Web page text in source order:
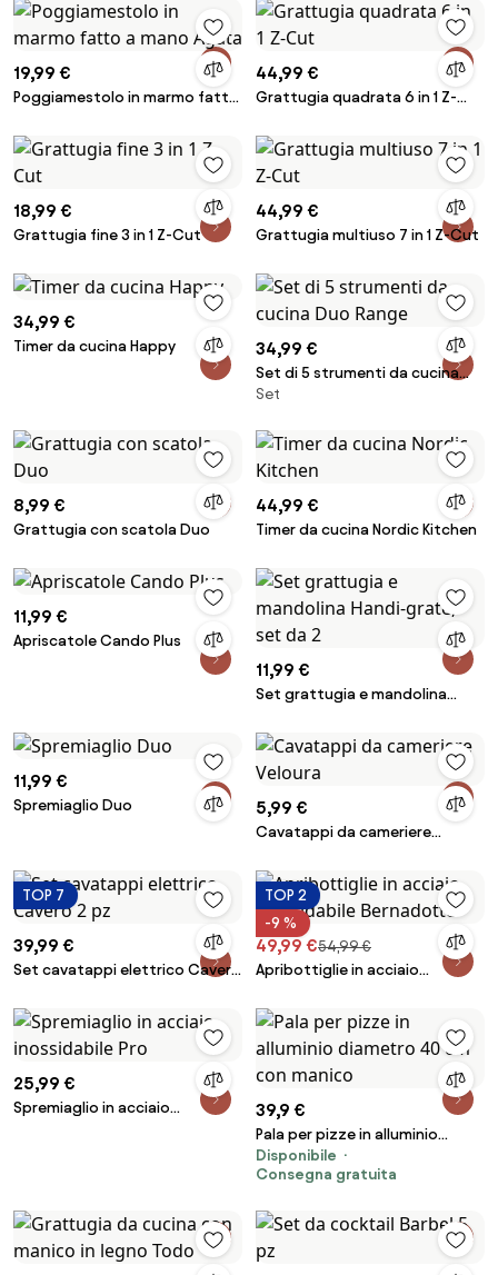
19,99 €
Poggiamestolo in marmo fatto
44,99 €
Grattugia quadrata 6 in 1 Z-
18,99 €
Grattugia fine 3 in 1 Z-Cut
44,99 €
Grattugia multiuso 7 in 1 Z-Cut
34,99 €
Timer da cucina Happy 34,99 €
Set di 5 strumenti da cucina
Duo Range
Set
8,99 €
Grattugia con scatola Duo
44,99 €
Timer da cucina Nordic Kitchen
11,99 €
Apriscatole Cando Plus
11,99 €
Set grattugia e mandolina
11,99 €
Spremiaglio Duo 5,99 €
Cavatappi da cameriere
TOP 7
39,99 €
Set cavatappi elettrico Cavero
TOP 2
-9 %
49,99 €54,99 €
Apribottiglie in acciaio
25,99 €
Spremiaglio in acciaio
39,9 €
Pala per pizze in alluminio
diametro 40 cm con manico
Disponibile
Consegna gratuita